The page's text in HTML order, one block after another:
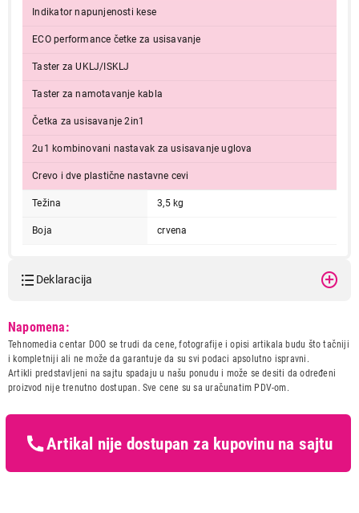
Indikator napunjenosti kese
ECO performance četke za usisavanje
Taster za UKLJ/ISKLJ
Taster za namotavanje kabla
Četka za usisavanje 2in1
2u1 kombinovani nastavak za usisavanje uglova
Crevo i dve plastične nastavne cevi
Težina 3,5 kg
Boja crvena
Deklaracija
Naziv i vrsta robe:
USISIVAC
Uvoznik:
KimTec
Zemlja porekla:
Kina
kupaca po osnovu zakona o
Napomena:
Tehnomedia centar DOO se trudi da cene, fotografije i opisi artikala budu što tačniji
i kompletniji ali ne može da garantuje da su svi podaci apsolutno ispravni.
Artikli predstavljeni na sajtu spadaju u našu ponudu i može se desiti da određeni
proizvod nije trenutno dostupan. Sve cene su sa uračunatim PDV-om.
Artikal nije dostupan za kupovinu na sajtu
6.990,00
USISIVAČI
VIVAX VC-702 ZEO
Proizvod je dodat u korpu.